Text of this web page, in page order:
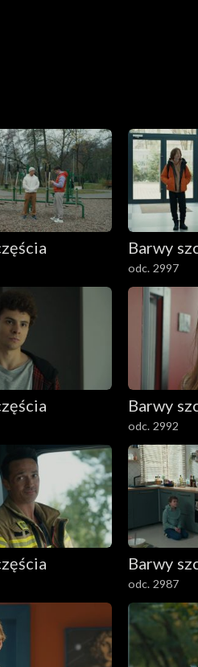
Barwy
odc. 2997
Barwy
odc. 2992
Barwy
odc. 2987